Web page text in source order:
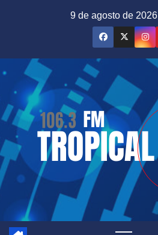
9 de agosto de 2026